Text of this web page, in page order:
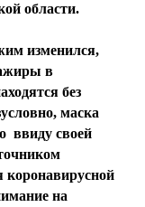
области.
изменился,
в
без
маска
ввиду своей
коронавирусной
на